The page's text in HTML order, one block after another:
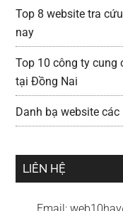
Top 8 website tra
nay
Top 10 công ty cung
tại Đồng Nai
Danh bạ website
LIÊN HỆ